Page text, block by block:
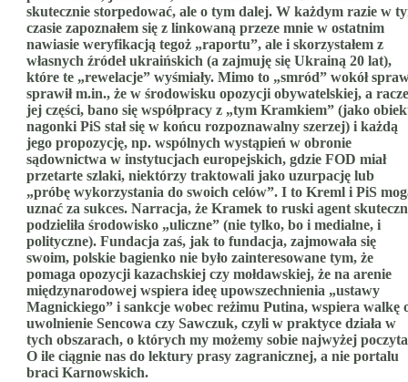
skutecznie storpedować, ale o tym dalej. W każdym razie w
czasie zapoznałem się z linkowaną przeze mnie w ostatnim
nawiasie weryfikacją tegoż „raportu”, ale i skorzystałem z
własnych źródeł ukraińskich (a zajmuję się Ukrainą 20 lat),
które te „rewelacje” wyśmiały. Mimo to „smród” wokół
sprawił m.in., że w środowisku opozycji obywatelskiej, a
jej części, bano się współpracy z „tym Kramkiem” (jako
nagonki PiS stał się w końcu rozpoznawalny szerzej) i każdą
jego propozycję, np. wspólnych wystąpień w obronie
sądownictwa w instytucjach europejskich, gdzie FOD miał
przetarte szlaki, niektórzy traktowali jako uzurpację lub
„próbę wykorzystania do swoich celów”. I to Kreml i PiS
uznać za sukces. Narracja, że Kramek to ruski agent
podzieliła środowisko „uliczne” (nie tylko, bo i medialne, i
polityczne). Fundacja zaś, jak to fundacja, zajmowała się
swoim, polskie bagienko nie było zainteresowane tym, że
pomaga opozycji kazachskiej czy mołdawskiej, że na arenie
międzynarodowej wspiera ideę upowszechnienia „ustawy
Magnickiego” i sankcje wobec reżimu Putina, wspiera walkę
uwolnienie Sencowa czy Sawczuk, czyli w praktyce działa w
tych obszarach, o których my możemy sobie najwyżej
O ile ciągnie nas do lektury prasy zagranicznej, a nie portalu
braci Karnowskich.